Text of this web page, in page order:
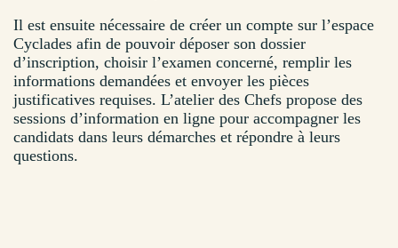
Il est ensuite nécessaire de créer un compte sur l’espace
Cyclades afin de pouvoir déposer son dossier
d’inscription, choisir l’examen concerné, remplir les
informations demandées et envoyer les pièces
justificatives requises. L’atelier des Chefs propose des
sessions d’information en ligne pour accompagner les
candidats dans leurs démarches et répondre à leurs
questions.